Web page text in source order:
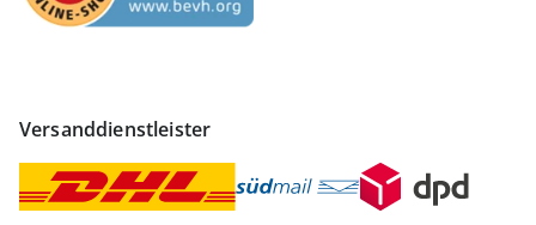
Versanddienstleister